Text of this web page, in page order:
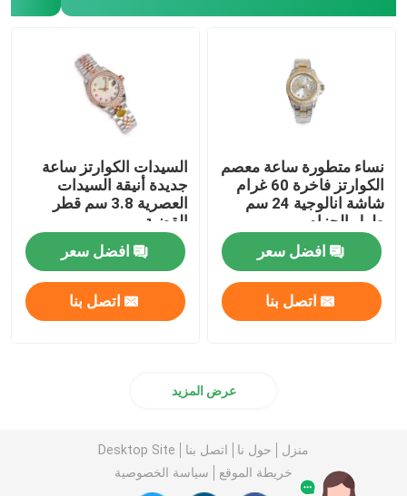
نساء متطورة ساعة معصم
الكوارتز فاخرة 60 غرام
شاشة انالوجية 24 سم
طول الحزام
افضل سعر
اتصل بنا
السيدات الكوارتز ساعة
جديدة أنيقة السيدات
العصرية 3.8 سم قطر
القضية
افضل سعر
اتصل بنا
عرض المزيد
منزل حول نا اتصل بنا
Desktop Site
خريطة الموقع
سياسة الخصوصية